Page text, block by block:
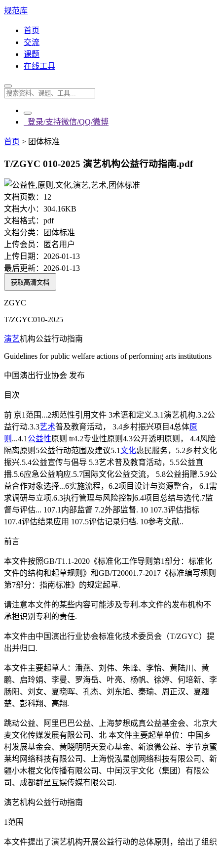
规范库
首页
交流
课题
在线工具
登录/支持微信/QQ/微博
首页 > 团体标准
T/ZGYC 010-2025 演艺机构公益行动指南.pdf
文档页数： 12
文档大小： 304.16KB
文档格式： pdf
文档分类：
团体标准
上传会员：
匿名用户
上传日期： 2026-01-13
最后更新： 2026-01-13
获取高清文档
ZGYC
T/ZGYC010-2025
演艺机构公益行动指南
Guidelines for public welfare actions of performing arts institutions
中国演出行业协会 发布
目次
前 京1范围...2规范性引用文件 3术语和定义.3.1演艺机构.3.2公
益行动.3.3艺术普及教育活动， 3.4乡村振兴项目4总体原
则 ...4.1公益性原则 tr4.2专业性原则4.3公开透明原则， 4.4风险
隔离原则5公益行动范围及建议5.1文化惠民服务，5.2乡村文化
振兴.5.4公益宣传与倡导 5.3艺术普及教育活动，5.5公益直
播.5.6应急公益响应.5.7国际文化公益交流， 5.8公益捐赠.5.9公
益合作对象选择...6实施流程，6.2项目设计与资源整合， 6.1需
求调研与立项.6.3执行管理与风险控制6.4项目总结与选代.7监
督与评估... 107.1内部监督 7.2外部监督. 10 107.3评估指标
107.4评估结果应用 107.5评估记录归档. 10参考文献..
前言
本文件按照GB/T1.1-2020《标准化工作导则第1部分：标准化
文件的结构和起草规则》和GB/T20001.7-2017《标准编写规则
第7部分：指南标准》的规定起草.
请注意本文件的某些内容可能涉及专利.本文件的发布机构不
承担识别专利的责任.
本文件由中国演出行业协会标准化技术委员会（T/ZGYC）提
出并归口.
本文件主要起草人：潘燕、刘伟、朱峰、李怡、黄陆川、黄
鹏、启玲娟、李曼、罗海岳、叶亮、杨帆、徐婷、何培新、李
肠阳、刘女、夏晓晖、孔杰、刘东旭、秦瑜、周正汉、夏翘
楚、彭科翔、高翔.
跳动公益、阿里巴巴公益、上海梦想成真公益基金会、北京大
麦文化传媒发展有限公司、北 本文件主要起草单位：中国乡
村发展基金会、黄晓明明天爱心基金、新浪微公益、字节京蜜
莱坞网络科技有限公司、上海悦泓星创网络科技有限公司、新
疆小木棍文化传播有限公司、中闰汉宇文化（集团）有限公
司、成都群星互娱传媒有限公司.
演艺机构公益行动指南
1范围
本文件提出了演艺机构开展公益行动的总体原则，给出了组织